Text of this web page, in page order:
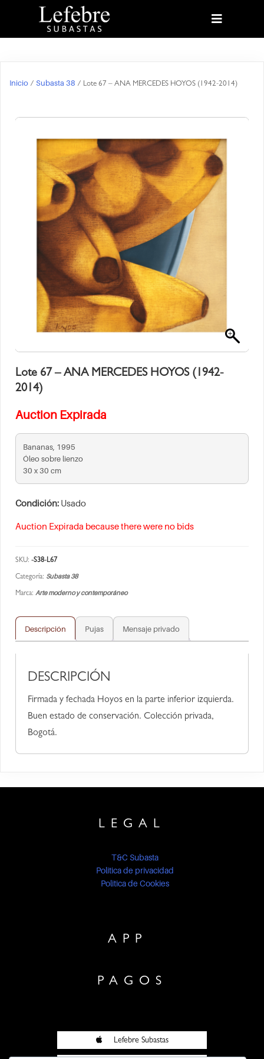
Inicio / Subasta 38 / Lote 67 – ANA MERCEDES HOYOS (1942-2014)
Lote 67 – ANA MERCEDES HOYOS (1942-
2014)
Auction Expirada
Bananas, 1995
Óleo sobre lienzo
30 x 30 cm
Condición: Usado
Auction Expirada because there were no bids
SKU: -S38-L67
Categoría: Subasta 38
Marca: Arte moderno y contemporáneo
Descripción Pujas Mensaje privado
DESCRIPCIÓN
Firmada y fechada Hoyos en la parte inferior izquierda.
Buen estado de conservación. Colección privada,
Bogotá.
LEGAL
T&C Subasta
Politica de privacidad
Politica de Cookies
APP
PAGOS
Lefebre Subastas